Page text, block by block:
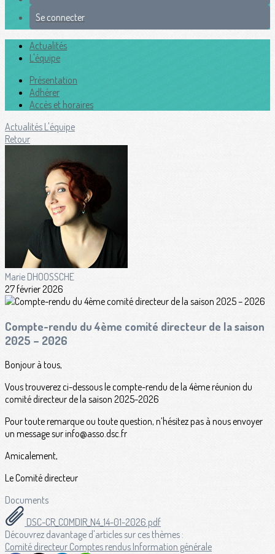
Se connecter
Actualités
L'équipe
Présentation
Adhérer
Accès et horaires
Actualités L'équipe
Retour
Marie DHOOSSCHE
27 février 2026
Compte-rendu du 4ème comité directeur de la saison
2025 – 2026
Bonjour à tous,
Vous trouverez ci-dessous le compte-rendu de la 4ème réunion du
comité directeur de la saison 2025-2026
Pour toute remarque ou toute question, n’hésitez pas à nous envoyer
un message sur info@asso.dsc.fr
Amicalement,
Le Comité directeur
Documents
DSC-CR_COMDIR_N4_14-01-2026.pdf
Découvrez davantage d'articles sur ces thèmes :
Comité directeur Comptes rendus Information générale